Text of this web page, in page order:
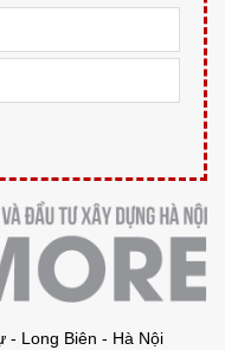
- Long Biên - Hà Nội